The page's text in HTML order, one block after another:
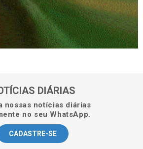
DIÁRIAS
nossas notícias diárias
no seu WhatsApp.
CADASTRE-SE